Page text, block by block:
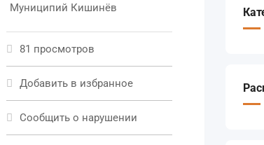
Муниципий Кишинёв
81 просмотров
Добавить в избранное
Сообщить о нарушении